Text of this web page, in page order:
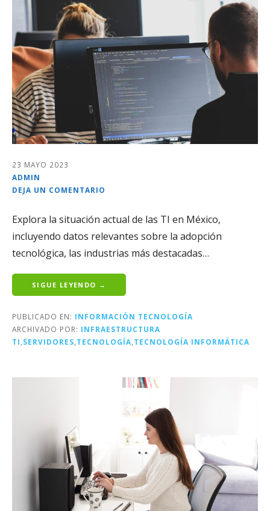
23 MAYO 2023
ADMIN
DEJA UN COMENTARIO
Explora la situación actual de las TI en México,
incluyendo datos relevantes sobre la adopción
tecnológica, las industrias más destacadas…
SIGUE LEYENDO →
PUBLICADO EN: INFORMACIÓN TECNOLOGÍA
ARCHIVADO POR: INFRAESTRUCTURA
TI SERVIDORES TECNOLOGÍA TECNOLOGÍA INFORMÁTICA